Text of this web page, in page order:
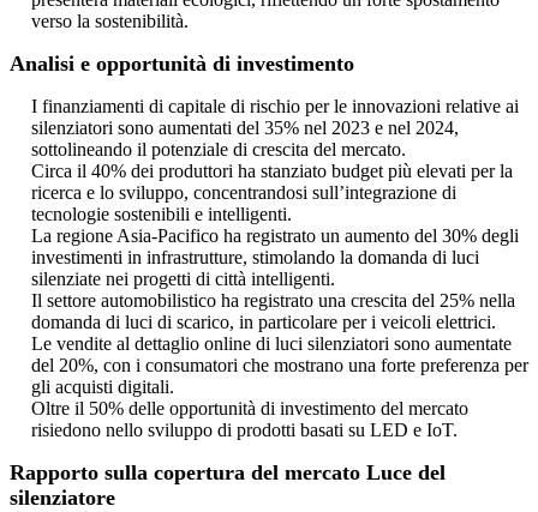
verso la sostenibilità.
Analisi e opportunità di investimento
I finanziamenti di capitale di rischio per le innovazioni relative ai
silenziatori sono aumentati del 35% nel 2023 e nel 2024,
sottolineando il potenziale di crescita del mercato.
Circa il 40% dei produttori ha stanziato budget più elevati per la
ricerca e lo sviluppo, concentrandosi sull’integrazione di
tecnologie sostenibili e intelligenti.
La regione Asia-Pacifico ha registrato un aumento del 30% degli
investimenti in infrastrutture, stimolando la domanda di luci
silenziate nei progetti di città intelligenti.
Il settore automobilistico ha registrato una crescita del 25% nella
domanda di luci di scarico, in particolare per i veicoli elettrici.
Le vendite al dettaglio online di luci silenziatori sono aumentate
del 20%, con i consumatori che mostrano una forte preferenza per
gli acquisti digitali.
Oltre il 50% delle opportunità di investimento del mercato
risiedono nello sviluppo di prodotti basati su LED e IoT.
Rapporto sulla copertura del mercato Luce del
silenziatore